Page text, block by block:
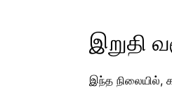
இறுதி
இந்த நிலையில்,